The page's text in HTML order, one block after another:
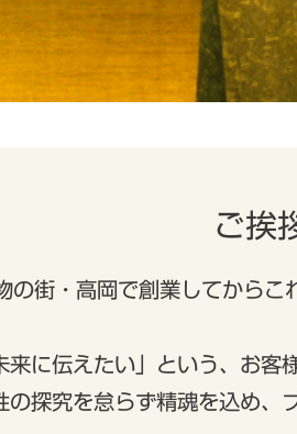
ご挨
街・高岡で創業してからこ
に伝えたい」という、お
探究を怠らず精魂を込め、